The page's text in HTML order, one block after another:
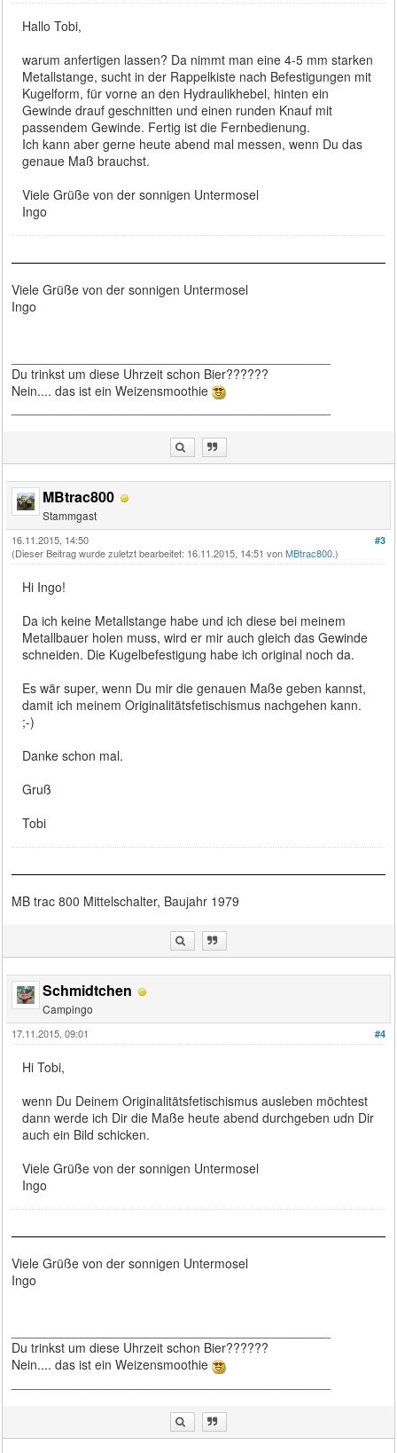
Hallo Tobi,
warum anfertigen lassen? Da nimmt man eine 4-5 mm starken
Metallstange, sucht in der Rappelkiste nach Befestigungen mit
Kugelform, für vorne an den Hydraulikhebel, hinten ein
Gewinde drauf geschnitten und einen runden Knauf mit
passendem Gewinde. Fertig ist die Fernbedienung.
Ich kann aber gerne heute abend mal messen, wenn Du das
genaue Maß brauchst.
Viele Grüße von der sonnigen Untermosel
Ingo
Viele Grüße von der sonnigen Untermosel
Ingo
Du trinkst um diese Uhrzeit schon Bier??????
Nein.... das ist ein Weizensmoothie
MBtrac800
Stammgast
#3
16.11.2015, 14:50
(Dieser Beitrag wurde zuletzt bearbeitet: 16.11.2015, 14:51 vonMBtrac800.)
Hi Ingo!
Da ich keine Metallstange habe und ich diese bei meinem
Metallbauer holen muss, wird er mir auch gleich das Gewinde
schneiden. Die Kugelbefestigung habe ich original noch da.
Es wär super, wenn Du mir die genauen Maße geben kannst,
damit ich meinem Originalitätsfetischismus nachgehen kann.
;-)
Danke schon mal.
Gruß
Tobi
MB trac 800 Mittelschalter, Baujahr 1979
Schmidtchen
Campingo
#4
17.11.2015, 09:01
Hi Tobi,
wenn Du Deinem Originalitätsfetischismus ausleben möchtest
dann werde ich Dir die Maße heute abend durchgeben udn Dir
auch ein Bild schicken.
Viele Grüße von der sonnigen Untermosel
Ingo
Viele Grüße von der sonnigen Untermosel
Ingo
Du trinkst um diese Uhrzeit schon Bier??????
Nein.... das ist ein Weizensmoothie